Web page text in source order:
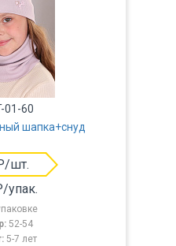
01-60
шапка+снуд
шт.
52-54
5-7 лет